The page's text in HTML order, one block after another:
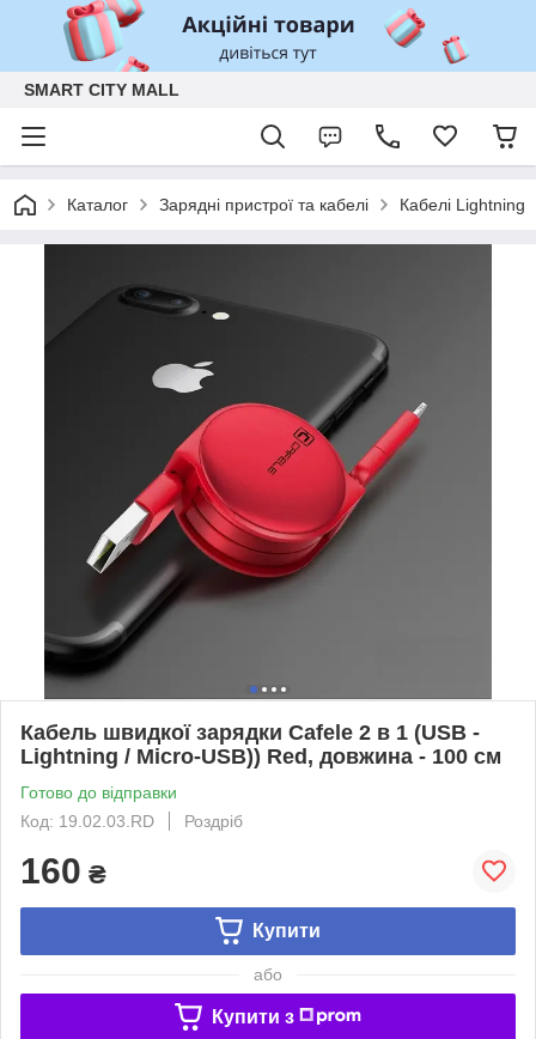
SMART CITY MALL
Каталог Зарядні пристрої та кабелі Кабелі Lightning
Кабель швидкої зарядки Cafele 2 в 1 (USB -
Lightning / Micro-USB)) Red, довжина - 100 см
Готово до відправки
Код: 19.02.03.RD
Роздріб
160 ₴
Купити
або
Купити з